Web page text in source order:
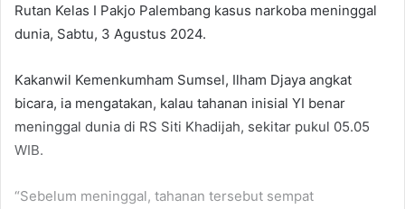
Rutan Kelas I Pakjo Palembang kasus narkoba meninggal
dunia, Sabtu, 3 Agustus 2024.
Kakanwil Kemenkumham Sumsel, Ilham Djaya angkat
bicara, ia mengatakan, kalau tahanan inisial YI benar
meninggal dunia di RS Siti Khadijah, sekitar pukul 05.05
WIB.
“Sebelum meninggal, tahanan tersebut sempat